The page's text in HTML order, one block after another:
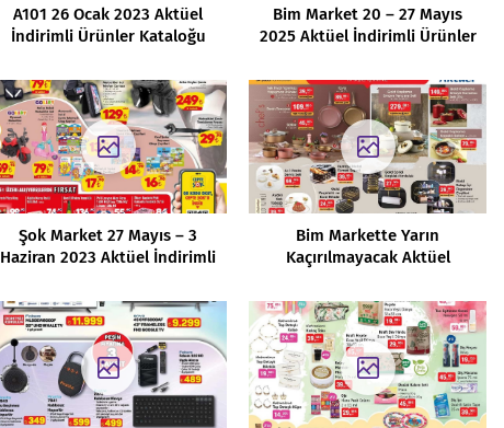
A101 26 Ocak 2023 Aktüel
İndirimli Ürünler Kataloğu
Bim Market 20 – 27 Mayıs
2025 Aktüel İndirimli Ürünler
Şok Market 27 Mayıs – 3
Haziran 2023 Aktüel İndirimli
Bim Markette Yarın
Kaçırılmayacak Aktüel